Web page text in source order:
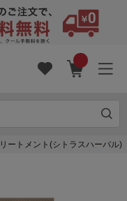
ートメント(シトラスハーバル)